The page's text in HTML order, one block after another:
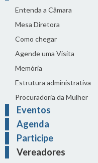
Entenda a Câmara
Mesa Diretora
Como chegar
Agende uma Visita
Memória
Estrutura administrativa
Procuradoria da Mulher
Eventos
Agenda
Participe
Vereadores